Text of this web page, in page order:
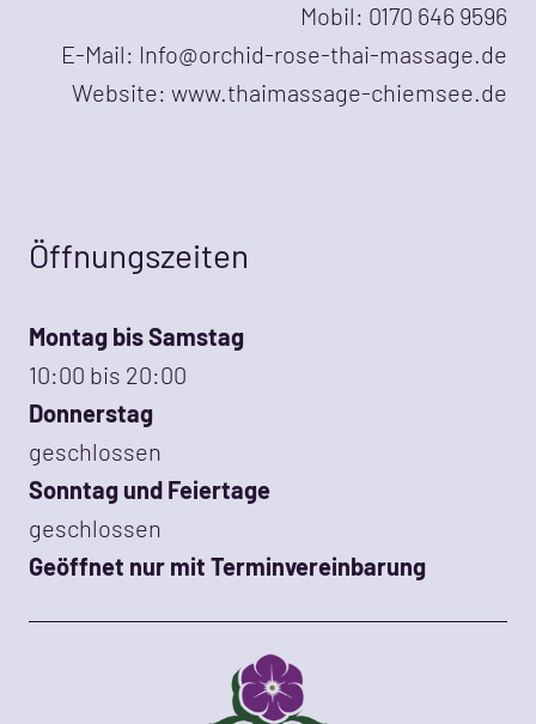
Mobil: 0170 646 9596
E-Mail: Info@orchid-rose-thai-massage.de
Website: www.thaimassage-chiemsee.de
Öffnungszeiten
Montag bis Samstag
10:00 bis 20:00
Donnerstag
geschlossen
Sonntag und Feiertage
geschlossen
Geöffnet nur mit Terminvereinbarung